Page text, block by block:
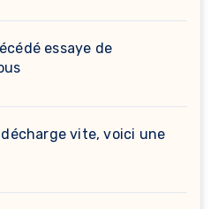
essaye de
vite, voici une